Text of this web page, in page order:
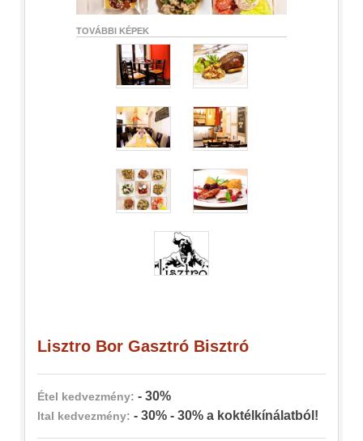
TOVÁBBI KÉPEK
Lisztro Bor Gasztró Bisztró
Étel kedvezmény: - 30%
Ital kedvezmény: - 30% - 30% a koktélkínálatból!